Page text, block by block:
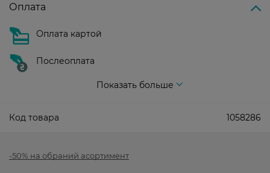
Оплата
Оплата картой
Послеоплата
Показать больше
Код товара 1058286
-50% на обраний асортимент